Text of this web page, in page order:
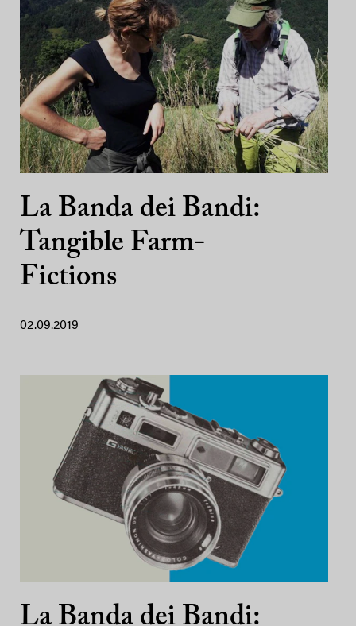
La Banda dei Bandi:
Tangible Farm-
Fictions
02.09.2019
La Banda dei Bandi: